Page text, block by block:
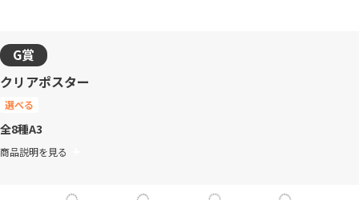
G賞
クリアポスター
選べる
全8種A3
商品説明を見る